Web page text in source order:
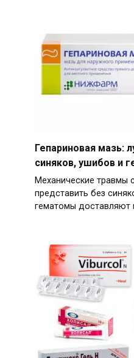
Гепариновая мазь:
синяков, ушибов и
Механические травмы
представить без
гематомы доставляют